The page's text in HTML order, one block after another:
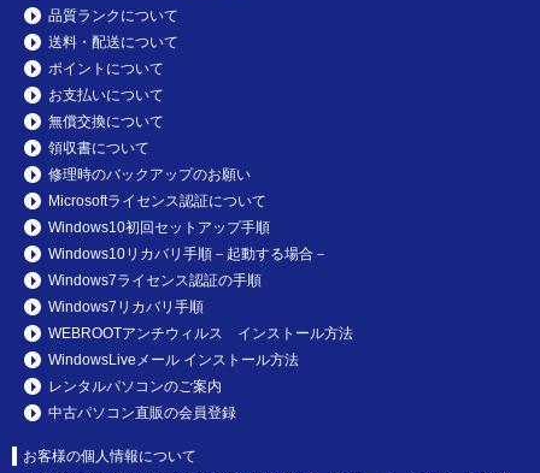
品質ランクについて
送料・配送について
ポイントについて
お支払いについて
無償交換について
領収書について
修理時のバックアップのお願い
Microsoftライセンス認証について
Windows10初回セットアップ手順
Windows10リカバリ手順－起動する場合－
Windows7ライセンス認証の手順
Windows7リカバリ手順
WEBROOTアンチウィルス インストール方法
WindowsLiveメール インストール方法
レンタルパソコンのご案内
中古パソコン直販の会員登録
お客様の個人情報について